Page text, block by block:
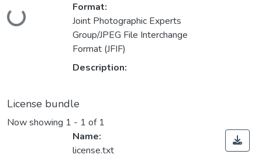
Loading...
Format:
Joint Photographic Experts
Group/JPEG File Interchange
Format (JFIF)
Description:
License bundle
Now showing 1 - 1 of 1
Name:
license.txt